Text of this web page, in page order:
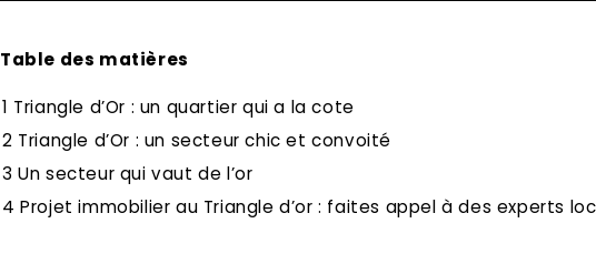
Table des matières
1 Triangle d’Or : un quartier qui a la cote
2 Triangle d’Or : un secteur chic et convoité
3 Un secteur qui vaut de l’or
4 Projet immobilier au Triangle d’or : faites appel à des experts